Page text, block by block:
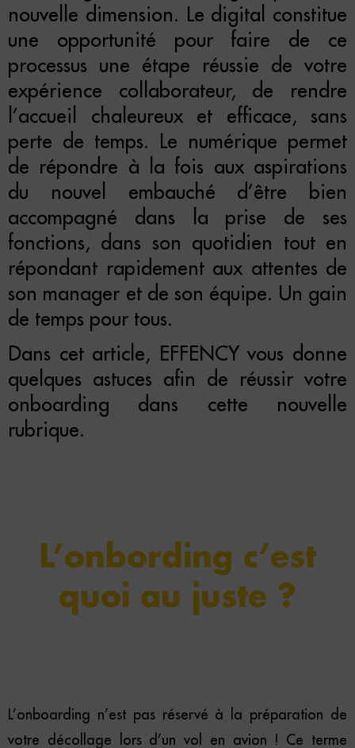
nouvelle dimension. Le digital constitue
une opportunité pour faire de ce
processus une étape réussie de votre
expérience collaborateur, de rendre
l’accueil chaleureux et efficace, sans
perte de temps. Le numérique permet
de répondre à la fois aux aspirations
du nouvel embauché d’être bien
accompagné dans la prise de ses
fonctions, dans son quotidien tout en
répondant rapidement aux attentes de
son manager et de son équipe. Un gain
de temps pour tous.
Dans cet article, EFFENCY vous donne
quelques astuces afin de réussir votre
onboarding dans cette nouvelle
rubrique.
L’onbording c’est
quoi au juste ?
L’onboarding n’est pas réservé à la préparation de
votre décollage lors d’un vol en avion ! Ce terme